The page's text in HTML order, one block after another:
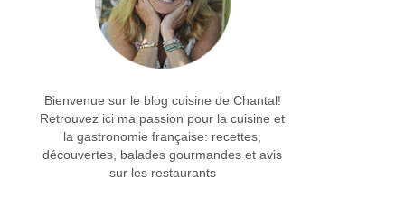
Bienvenue sur le blog cuisine de Chantal!
Retrouvez ici ma passion pour la cuisine et
la gastronomie française: recettes,
découvertes, balades gourmandes et avis
sur les restaurants